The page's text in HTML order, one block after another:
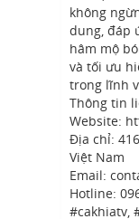
không
dung, đáp
hâm mộ
và tối ưu
trong lĩnh
Thông tin
Website:
Địa chỉ:
Việt Nam
Email:
Hotline:
#cakhiatv,